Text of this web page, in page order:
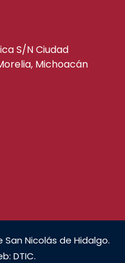
S/N Ciudad
Michoacán
Nicolás de Hidalgo.
DTIC.